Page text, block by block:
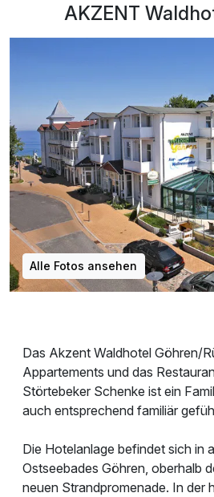
AKZENT
Alle Fotos ansehen
Das Akzent Waldhotel Göhren/
Appartements und das
Störtebeker Schenke ist ein
auch entsprechend familiär
Die Hotelanlage befindet sich in
Ostseebades Göhren, oberhalb
neuen Strandpromenade. In der